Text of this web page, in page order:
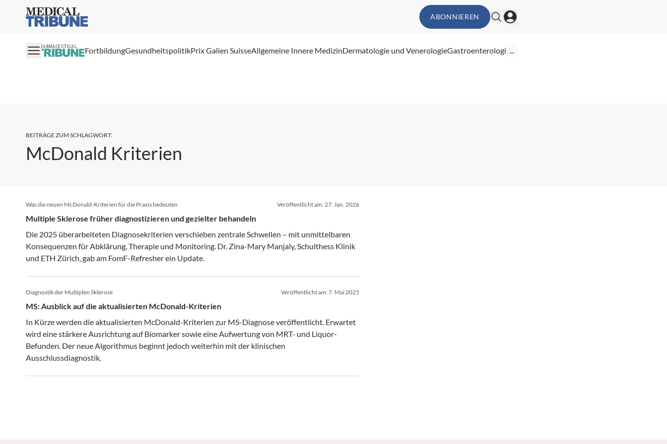
Medical Tribune ABONNIEREN
PHARMACEUTICAL FortbildungGesundheitspolitikPrix Galien SuisseAllgemeine Innere MedizinDermatologie und VenerologieGastroenterologie...
BEITRÄGE ZUM SCHLAGWORT:
McDonald Kriterien
Was die neuen McDonald-Kriterien für die Praxis bedeuten Veröffentlicht am: 27. Jan. 2026
Multiple Sklerose früher diagnostizieren und gezielter behandeln
Die 2025 überarbeiteten Diagnosekriterien verschieben zentrale Schwellen – mit unmittelbaren
Konsequenzen für Abklärung, Therapie und Monitoring. Dr. Zina-Mary Manjaly, Schulthess Klinik
und ETH Zürich, gab am FomF-Refresher ein Update.
Diagnostik der Multiplen Sklerose Veröffentlicht am:7. Mai 2025
MS: Ausblick auf die aktualisierten McDonald-Kriterien
In Kürze werden die aktualisierten McDonald-Kriterien zur MS-Diagnose veröffentlicht. Erwartet
wird eine stärkere Ausrichtung auf Biomarker sowie eine Aufwertung von MRT- und Liquor-
Befunden. Der neue Algorithmus beginnt jedoch weiterhin mit der klinischen
Ausschlussdiagnostik.